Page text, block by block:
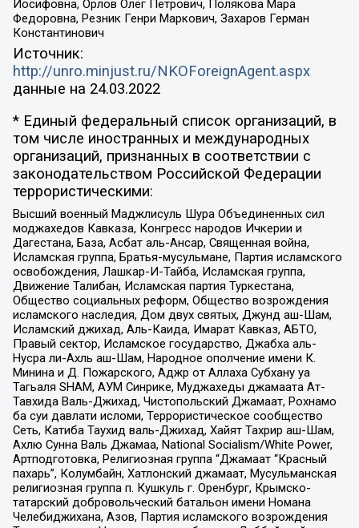
Иосифовна, Орлов Олег Петрович, Полякова Мара
Федоровна, Резник Генри Маркович, Захаров Герман
Константинович
Источник:
http://unro.minjust.ru/NKOForeignAgent.aspx
данные на 24.03.2022
* Единый федеральный список организаций, в
том числе иностранных и международных
организаций, признанных в соответствии с
законодательством Российской Федерации
террористическими:
Высший военный Маджлисуль Шура Объединенных сил
моджахедов Кавказа, Конгресс народов Ичкерии и
Дагестана, База, Асбат аль-Ансар, Священная война,
Исламская группа, Братья-мусульмане, Партия исламского
освобождения, Лашкар-И-Тайба, Исламская группа,
Движение Талибан, Исламская партия Туркестана,
Общество социальных реформ, Общество возрождения
исламского наследия, Дом двух святых, Джунд аш-Шам,
Исламский джихад, Аль-Каида, Имарат Кавказ, АБТО,
Правый сектор, Исламское государство, Джабха аль-
Нусра ли-Ахль аш-Шам, Народное ополчение имени К.
Минина и Д. Пожарского, Аджр от Аллаха Субхану уа
Тагьаля SHAM, АУМ Синрике, Муджахеды джамаата Ат-
Тавхида Валь-Джихад, Чистопольский Джамаат, Рохнамо
ба суи давлати исломи, Террористическое сообщество
Сеть, Катиба Таухид валь-Джихад, Хайят Тахрир аш-Шам,
Ахлю Сунна Валь Джамаа, National Socialism/White Power,
Артподготовка, Религиозная группа “Джамаат “Красный
пахарь”, Колумбайн, Хатлонский джамаат, Мусульманская
религиозная группа п. Кушкуль г. Оренбург, Крымско-
татарский добровольческий батальон имени Номана
Челебиджихана, Азов, Партия исламского возрождения